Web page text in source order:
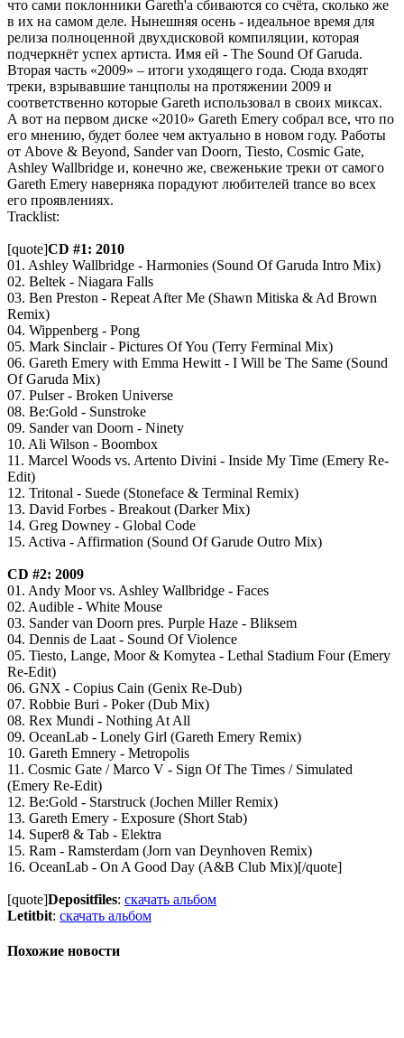
что сами поклонники Gareth'a сбиваются со счёта, сколько же
в их на самом деле. Нынешняя осень - идеальное время для
релиза полноценной двухдисковой компиляции, которая
подчеркнёт успех артиста. Имя ей - The Sound Of Garuda.
Вторая часть «2009» – итоги уходящего года. Сюда входят
треки, взрывавшие танцполы на протяжении 2009 и
соответственно которые Gareth использовал в своих миксах.
А вот на первом диске «2010» Gareth Emery собрал все, что по
его мнению, будет более чем актуально в новом году. Работы
от Above & Beyond, Sander van Doorn, Tiesto, Cosmic Gate,
Ashley Wallbridge и, конечно же, свеженькие треки от самого
Gareth Emery наверняка порадуют любителей trance во всех
его проявлениях.
Tracklist:
[quote]CD #1: 2010
01. Ashley Wallbridge - Harmonies (Sound Of Garuda Intro Mix)
02. Beltek - Niagara Falls
03. Ben Preston - Repeat After Me (Shawn Mitiska & Ad Brown
Remix)
04. Wippenberg - Pong
05. Mark Sinclair - Pictures Of You (Terry Ferminal Mix)
06. Gareth Emery with Emma Hewitt - I Will be The Same (Sound
Of Garuda Mix)
07. Pulser - Broken Universe
08. Be:Gold - Sunstroke
09. Sander van Doorn - Ninety
10. Ali Wilson - Boombox
11. Marcel Woods vs. Artento Divini - Inside My Time (Emery Re-
Edit)
12. Tritonal - Suede (Stoneface & Terminal Remix)
13. David Forbes - Breakout (Darker Mix)
14. Greg Downey - Global Code
15. Activa - Affirmation (Sound Of Garude Outro Mix)
CD #2: 2009
01. Andy Moor vs. Ashley Wallbridge - Faces
02. Audible - White Mouse
03. Sander van Doorn pres. Purple Haze - Bliksem
04. Dennis de Laat - Sound Of Violence
05. Tiesto, Lange, Moor & Komytea - Lethal Stadium Four (Emery
Re-Edit)
06. GNX - Copius Cain (Genix Re-Dub)
07. Robbie Buri - Poker (Dub Mix)
08. Rex Mundi - Nothing At All
09. OceanLab - Lonely Girl (Gareth Emery Remix)
10. Gareth Emnery - Metropolis
11. Cosmic Gate / Marco V - Sign Of The Times / Simulated
(Emery Re-Edit)
12. Be:Gold - Starstruck (Jochen Miller Remix)
13. Gareth Emery - Exposure (Short Stab)
14. Super8 & Tab - Elektra
15. Ram - Ramsterdam (Jorn van Deynhoven Remix)
16. OceanLab - On A Good Day (A&B Club Mix)[/quote]
[quote]Depositfiles: скачать альбом
Letitbit: скачать альбом
Похожие новости